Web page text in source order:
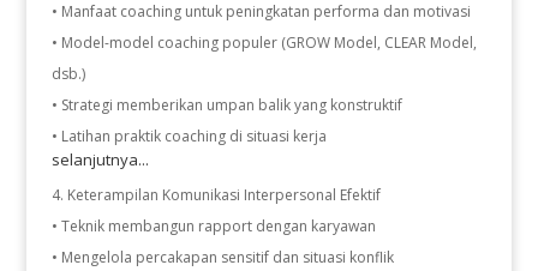
• Manfaat coaching untuk peningkatan performa dan motivasi
• Model-model coaching populer (GROW Model, CLEAR Model,
dsb.)
• Strategi memberikan umpan balik yang konstruktif
• Latihan praktik coaching di situasi kerja
selanjutnya...
Keterampilan Komunikasi Interpersonal Efektif
• Teknik membangun rapport dengan karyawan
• Mengelola percakapan sensitif dan situasi konflik